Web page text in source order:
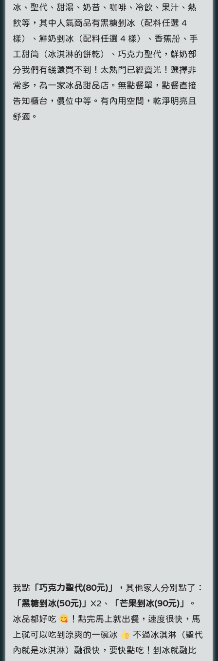
冰、聖代、甜湯、奶昔、咖啡、冷飲、果汁、熱
飲等，其中人氣商品有黑糖剉冰（配料任選 4
樣）、鮮奶剉冰（配料任選 4 樣）、香蕉船、手
工甜筒（冰淇淋的餅乾）、巧克力聖代，鮮奶部
分我們有錢還買不到！太熱門已經賣光！選擇非
常多，為一家冰品甜品店。無點餐單，點餐直接
告知櫃台，價位中等。有內用空間，乾淨明亮且
舒適。
我點 「巧克力聖代(80元)」
，其他家人分別點了：
「黑糖剉冰(50元) 」 X2、 「芒果剉冰(90元)」
。
冰品都好吃
！點完馬上就出餐，速度很快，馬
上就可以吃到涼爽的一碗冰
不過冰淇淋（聖代
內就是冰淇淋）融很快，要快點吃！剉冰就融比